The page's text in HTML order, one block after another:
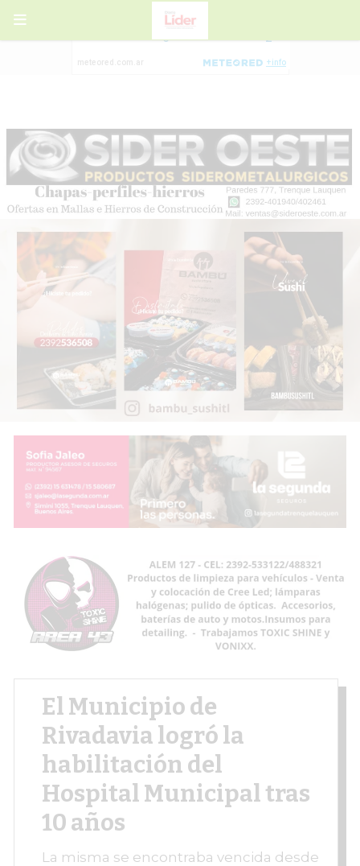
El Municipio de
Rivadavia logró la
habilitación del
Hospital Municipal tras
10 años
La misma se encontraba vencida desde